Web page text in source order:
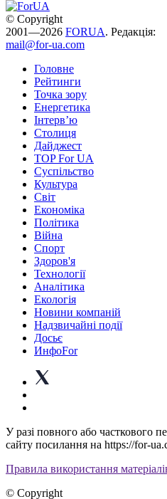
© Copyright
2001—2026 FORUA. Редакція:
mail@for-ua.com
Головне
Рейтинги
Точка зору
Енергетика
Інтерв’ю
Столиця
Дайджест
TOP For UA
Суспiльство
Культура
Світ
Економіка
Політика
Війна
Спорт
Здоров'я
Технології
Аналітика
Екологія
Новини компаній
Надзвичайні події
Досьє
ИнфоFor
У разі повного або часткового
сайту посилання на https://for-
Правила використання
© Copyright